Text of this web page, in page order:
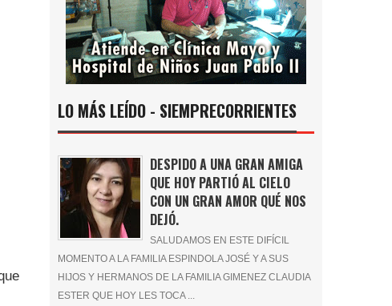
LO MÁS LEÍDO - SIEMPRECORRIENTES
DESPIDO A UNA GRAN AMIGA
QUE HOY PARTIÓ AL CIELO
CON UN GRAN AMOR QUÉ NOS
DEJÓ.
SALUDAMOS EN ESTE DIFÍCIL
MOMENTO A LA FAMILIA ESPINDOLA JOSÉ Y A SUS
HIJOS Y HERMANOS DE LA FAMILIA GIMENEZ CLAUDIA
ESTER QUE HOY LES TOCA ...